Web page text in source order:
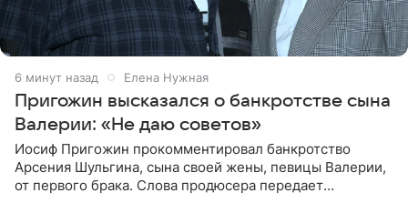
6 минут назад Елена Нужная
Пригожин высказался о банкротстве сына
Валерии: «Не даю советов»
Иосиф Пригожин прокомментировал банкротство
Арсения Шульгина, сына своей жены, певицы Валерии,
от первого брака. Слова продюсера передает